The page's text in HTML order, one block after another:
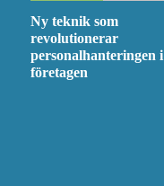
Ny teknik som
revolutionerar
personalhanteringen i
företagen